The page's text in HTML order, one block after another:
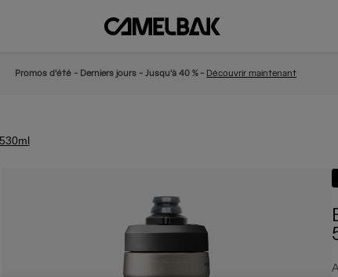
Promos d'été - Derniers jours - Jusqu'à 40 % - Découvrir maintenant